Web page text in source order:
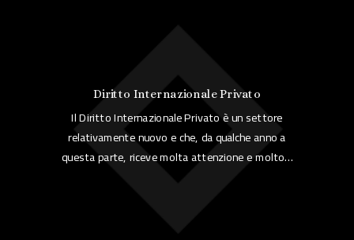
Diritto Internazionale Privato
Il Diritto Internazionale Privato è un settore
relativamente nuovo e che, da qualche anno a
questa parte, riceve molta attenzione e molto…